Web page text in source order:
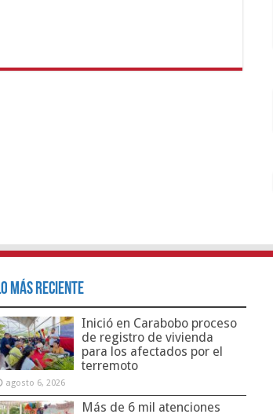
Más Reciente
Inició en Carabobo proceso
de registro de vivienda
para los afectados por el
terremoto
agosto 6, 2026
Más de 6 mil atenciones